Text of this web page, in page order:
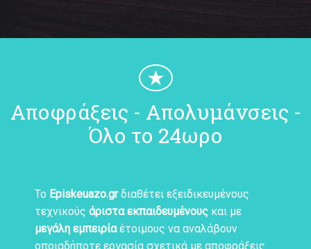
★
Αποφράξεις - Απολυμάνσεις -
Όλο το 24ωρο
Το Episkeuazo.grδιαθέτει εξειδικευμένους
τεχνικούς άριστα εκπαιδευμένους και με
μεγάλη εμπειρίαέτοιμους να αναλάβουν
οποιαδήποτε εργασία σχετικά με αποφράξεις